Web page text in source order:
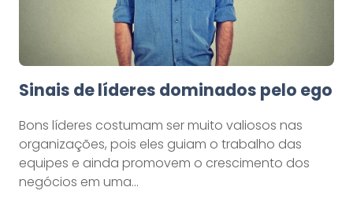
Sinais de líderes dominados pelo ego
Bons líderes costumam ser muito valiosos nas
organizações, pois eles guiam o trabalho das
equipes e ainda promovem o crescimento dos
negócios em uma…